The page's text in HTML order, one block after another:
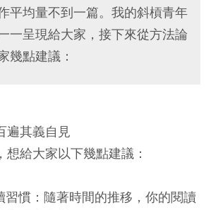
平均量不到一篇。我的斜槓青年
一呈現給大家，接下來從方法論
幾點建議：
遍其義自見
給大家以下幾點建議：
習慣：隨著時間的推移，你的閱讀